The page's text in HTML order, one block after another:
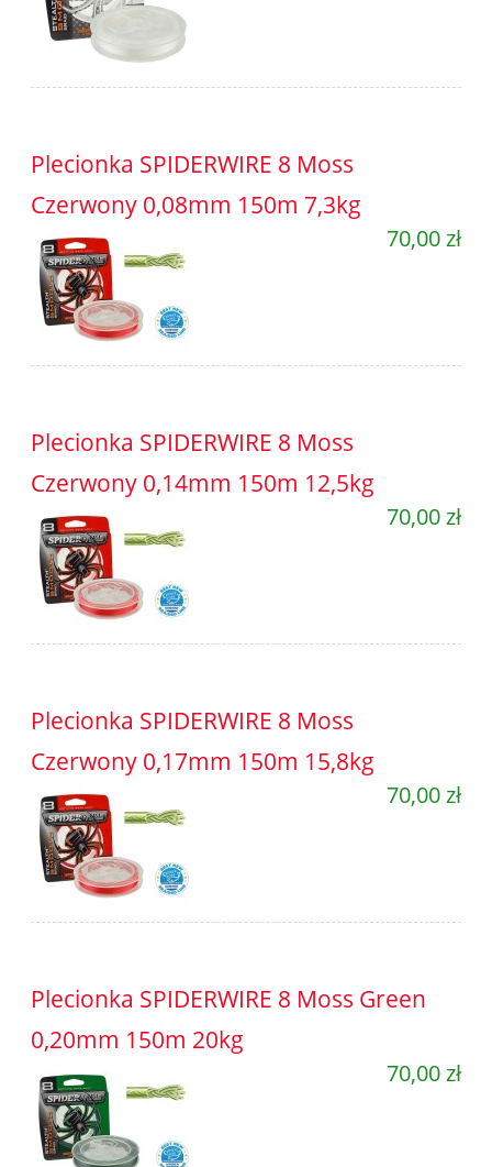
Plecionka SPIDERWIRE 8 Moss
Czerwony 0,08mm 150m 7,3kg
70,00 zł
Plecionka SPIDERWIRE 8 Moss
Czerwony 0,14mm 150m 12,5kg
70,00 zł
Plecionka SPIDERWIRE 8 Moss
Czerwony 0,17mm 150m 15,8kg
70,00 zł
Plecionka SPIDERWIRE 8 Moss Green
0,20mm 150m 20kg
70,00 zł